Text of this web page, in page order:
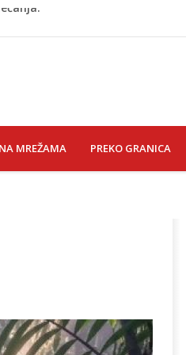
NA MREŽAMA PREKO GRANICA